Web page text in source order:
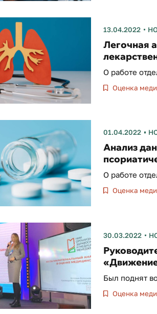
13.04.2022
Легочная
О работе
Оценка
01.04.2022
Анализ
О работе
Оценка
30.03.2022
Был поднят
Оценка